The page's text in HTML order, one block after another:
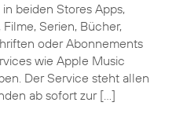
beiden Stores Apps,
Filme, Serien, Bücher,
oder Abonnements
wie Apple Music
Der Service steht allen
ab sofort zur […]